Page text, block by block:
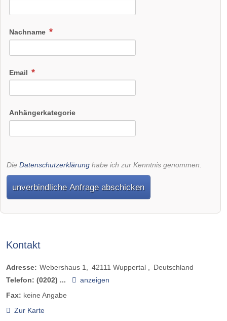
Nachname
Email
Anhängerkategorie
Die Datenschutzerklärung habe ich zur Kenntnis genommen.
unverbindliche Anfrage abschicken
Kontakt
Adresse: Webershaus 1 42111 Wuppertal
Deutschland
Telefon: (0202) ...
anzeigen
Fax: keine Angabe
Zur Karte